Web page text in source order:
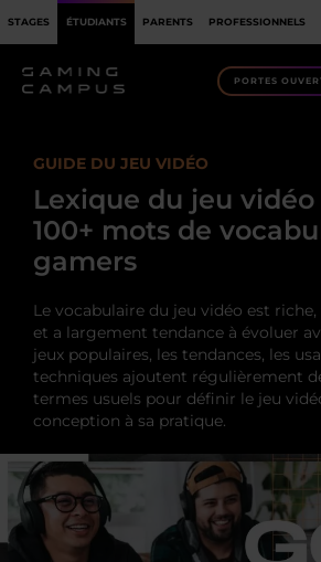
STAGES ÉTUDIANTS PARENTS PROFESSIONNELS
PORTES
GUIDE DU JEU VIDÉO
Lexique du jeu vidéo
100+ mots de
gamers
Le vocabulaire du jeu vidéo est
et a largement tendance à évoluer
jeux populaires, les tendances, les
techniques ajoutent régulièrement
termes usuels pour définir le jeu
conception à sa pratique.